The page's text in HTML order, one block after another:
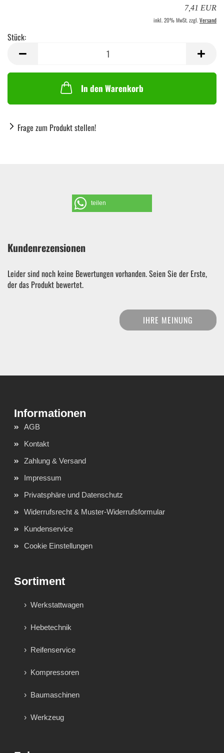
7,41 EUR
inkl. 20% MwSt. zzgl.Versand
Stück:
In den Warenkorb
Frage zum Produkt stellen!
teilen
Kundenrezensionen
Leider sind noch keine Bewertungen vorhanden. Seien Sie der Erste,
der das Produkt bewertet.
IHRE MEINUNG
AGB
Kontakt
Zahlung & Versand
Impressum
Privatsphäre und Datenschutz
Widerrufsrecht & Muster-Widerrufsformular
Kundenservice
Cookie Einstellungen
Sortiment
Werkstattwagen
Hebetechnik
Reifenservice
Kompressoren
Baumaschinen
Werkzeug